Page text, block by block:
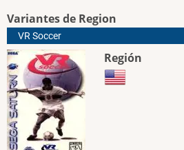
Variantes de Region
VR Soccer
Región